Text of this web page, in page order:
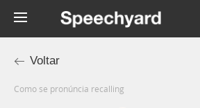
Voltar
Como se pronúncia recalling